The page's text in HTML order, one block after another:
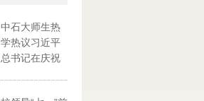
中石大师生热
学热议习近平
总书记在庆祝